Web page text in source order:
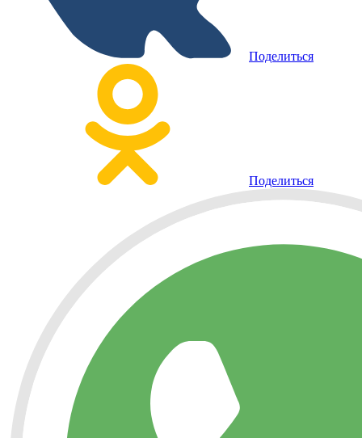
Поделиться
Поделиться